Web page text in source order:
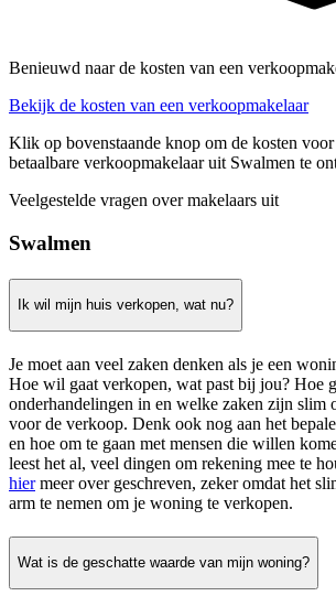
Benieuwd naar de kosten van een
Bekijk de kosten van een verkoopmakelaar
Klik op bovenstaande knop om de kosten voor
betaalbare verkoopmakelaar uit Swalmen te
Veelgestelde vragen over makelaars uit
Swalmen
Ik wil mijn huis verkopen, wat nu?
Je moet aan veel zaken denken als je een
Hoe wil gaat verkopen, wat past bij jou? Hoe
onderhandelingen in en welke zaken zijn slim
voor de verkoop. Denk ook nog aan het
en hoe om te gaan met mensen die willen
leest het al, veel dingen om rekening mee te
hiermeer over geschreven, zeker omdat het
arm te nemen om je woning te verkopen.
Wat is de geschatte waarde van mijn woning?